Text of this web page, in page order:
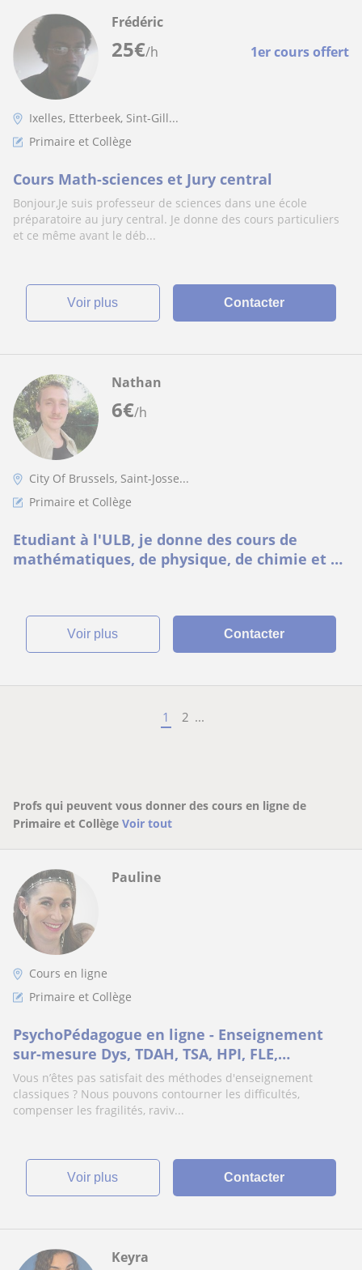
25€/h 1er cours offert
Frédéric
Ixelles, Etterbeek, Sint-Gill...
Primaire et Collège
Cours Math-sciences et Jury central
Bonjour,Je suis professeur de sciences dans une école
préparatoire au jury central. Je donne des cours particuliers
et ce même avant le déb...
voir plus Contacter
6€/h
Nathan
City Of Brussels, Saint-Josse...
Primaire et Collège
Etudiant à l'ULB, je donne des cours de
mathématiques, de physique, de chimie et de
voir plus Contacter
1 2 ...
Profs qui peuvent vous donner des cours en ligne de
Primaire et Collège Voir tout
Pauline
Cours en ligne
Primaire et Collège
PsychoPédagogue en ligne - Enseignement
sur-mesure Dys, TDAH, TSA, HPI, FLE,
allophones, décrochage
Vous n’êtes pas satisfait des méthodes d'enseignement
classiques ? Nous pouvons contourner les difficultés,
compenser les fragilités, raviv...
voir plus Contacter
Keyra